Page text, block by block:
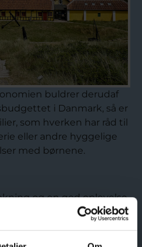
buldrer derudaf
i Danmark, så er
som hverken har råd til
eller andre hyggelige
med børnene.
og en god oplevelse
trængte børnefamilier, så